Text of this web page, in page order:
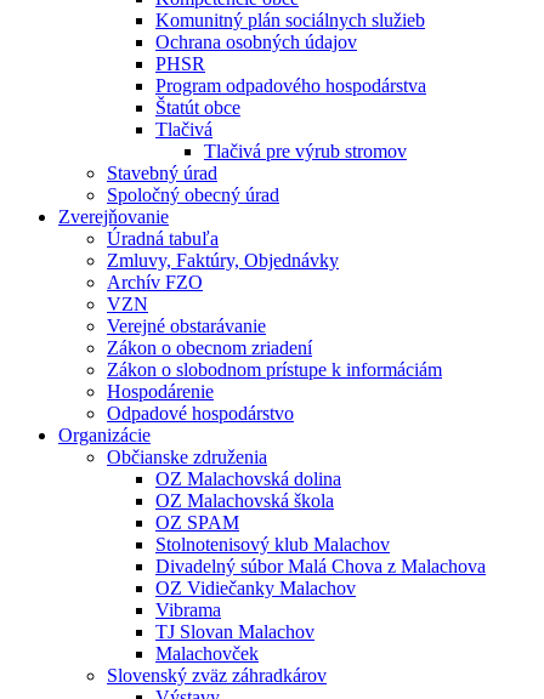
Komunitný plán sociálnych služieb
Ochrana osobných údajov
PHSR
Program odpadového hospodárstva
Štatút obce
Tlačivá
Tlačivá pre výrub stromov
Stavebný úrad
Spoločný obecný úrad
Zverejňovanie
Úradná tabuľa
Zmluvy, Faktúry, Objednávky
Archív FZO
VZN
Verejné obstarávanie
Zákon o obecnom zriadení
Zákon o slobodnom prístupe k informáciám
Hospodárenie
Odpadové hospodárstvo
Organizácie
Občianske združenia
OZ Malachovská dolina
OZ Malachovská škola
OZ SPAM
Stolnotenisový klub Malachov
Divadelný súbor Malá Chova z Malachova
OZ Vidiečanky Malachov
Vibrama
TJ Slovan Malachov
Malachovček
Slovenský zväz záhradkárov